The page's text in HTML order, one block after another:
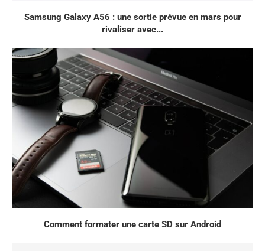
Samsung Galaxy A56 : une sortie prévue en mars pour
rivaliser avec...
Comment formater une carte SD sur Android